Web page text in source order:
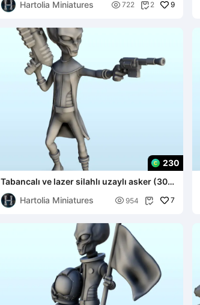
Hartolia Miniatures
 722  2 9
230
Tabancalı ve lazer silahlı uzaylı asker (30)
(+ ön destek
Hartolia Miniatures
 954  7